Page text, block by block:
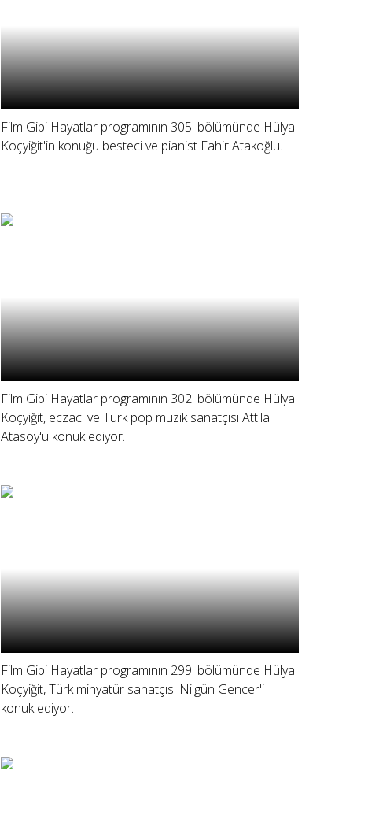
Film Gibi Hayatlar programının 305. bölümünde Hülya
Koçyiğit'in konuğu besteci ve pianist Fahir Atakoğlu.
Film Gibi Hayatlar programının 302. bölümünde Hülya
Koçyiğit, eczacı ve Türk pop müzik sanatçısı Attila
Atasoy'u konuk ediyor.
Film Gibi Hayatlar programının 299. bölümünde Hülya
Koçyiğit, Türk minyatür sanatçısı Nilgün Gencer'i
konuk ediyor.